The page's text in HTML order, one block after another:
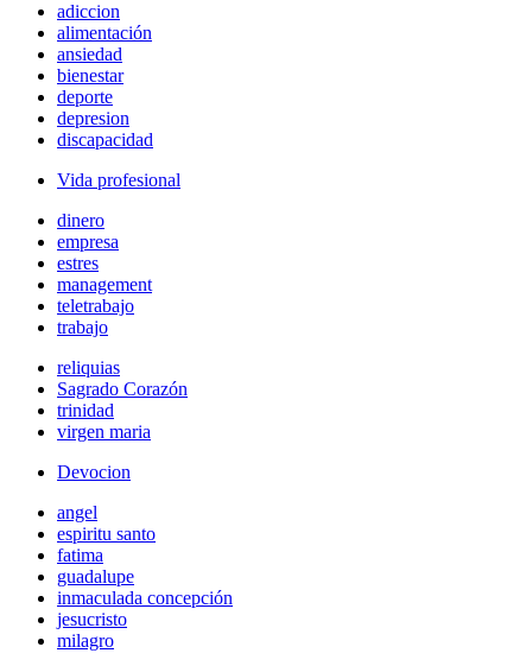
adiccion
alimentación
ansiedad
bienestar
deporte
depresion
discapacidad
Vida profesional
dinero
empresa
estres
management
teletrabajo
trabajo
reliquias
Sagrado Corazón
trinidad
virgen maria
Devocion
angel
espiritu santo
fatima
guadalupe
inmaculada concepción
jesucristo
milagro